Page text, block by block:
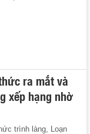
ra mắt và
xếp hạng nhờ
trình làng, Loạn